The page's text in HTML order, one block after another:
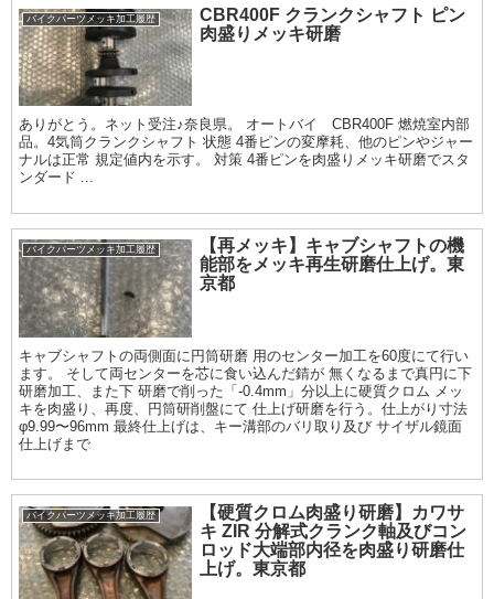
バイクパーツメッキ加工履歴
CBR400F クランクシャフト ピン
肉盛りメッキ研磨
ありがとう。ネット受注♪奈良県。 オートバイ CBR400F 燃焼室内部
品。4気筒クランクシャフト 状態 4番ピンの変摩耗、他のピンやジャー
ナルは正常 規定値内を示す。 対策 4番ピンを肉盛りメッキ研磨でスタ
ンダード ...
バイクパーツメッキ加工履歴
【再メッキ】キャブシャフトの機
能部をメッキ再生研磨仕上げ。東
京都
キャブシャフトの両側面に円筒研磨 用のセンター加工を60度にて行い
ます。 そして両センターを芯に食い込んだ錆が 無くなるまで真円に下
研磨加工、また下 研磨で削った「-0.4mm」分以上に硬質クロム メッ
キを肉盛り、再度、円筒研削盤にて 仕上げ研磨を行う。仕上がり寸法
φ9.99〜96mm 最終仕上げは、キー溝部のバリ取り及び サイザル鏡面
仕上げまで
バイクパーツメッキ加工履歴
【硬質クロム肉盛り研磨】カワサ
キ ZIR 分解式クランク軸及びコン
ロッド大端部内径を肉盛り研磨仕
上げ。東京都